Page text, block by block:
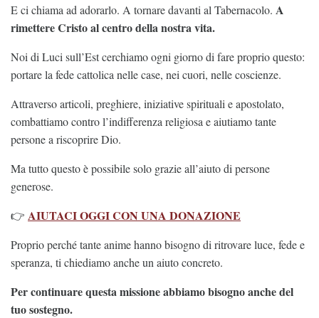
E ci chiama ad adorarlo. A tornare davanti al Tabernacolo. A
rimettere Cristo al centro della nostra vita.
Noi di Luci sull’Est cerchiamo ogni giorno di fare proprio questo:
portare la fede cattolica nelle case, nei cuori, nelle coscienze.
Attraverso articoli, preghiere, iniziative spirituali e apostolato,
combattiamo contro l’indifferenza religiosa e aiutiamo tante
persone a riscoprire Dio.
Ma tutto questo è possibile solo grazie all’aiuto di persone
generose.
👉 AIUTACI OGGI CON UNA DONAZIONE
Proprio perché tante anime hanno bisogno di ritrovare luce, fede e
speranza, ti chiediamo anche un aiuto concreto.
Per continuare questa missione abbiamo bisogno anche del
tuo sostegno.